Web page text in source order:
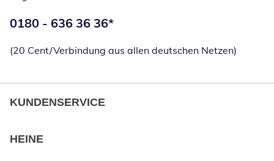
Telefonnummer:
0180 - 636 36 36*
(20 Cent/Verbindung aus allen deutschen Netzen)
KUNDENSERVICE
HEINE